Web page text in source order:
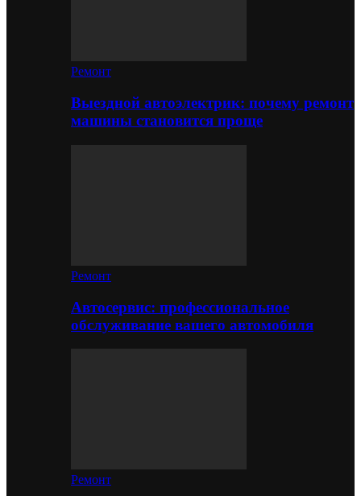
Ремонт
Выездной автоэлектрик: почему ремонт
машины становится проще
Ремонт
Автосервис: профессиональное
обслуживание вашего автомобиля
Ремонт